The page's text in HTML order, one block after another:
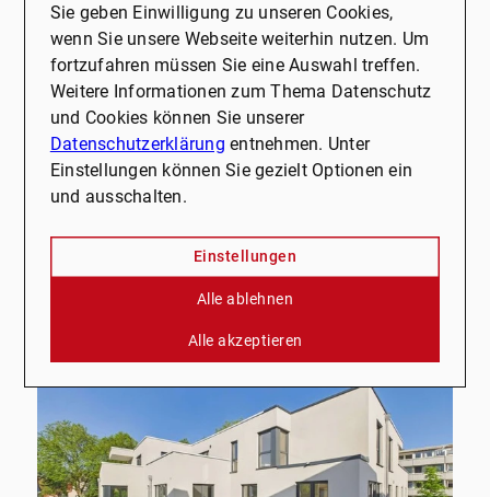
NEU
45731 Waltrop
Wohnung zu kaufen
Wohnfläche
Kaufpreis
Sie geben Einwilligung zu unseren Cookies,
wenn Sie unsere Webseite weiterhin nutzen. Um
fortzufahren müssen Sie eine Auswahl treffen.
Weitere Informationen zum Thema Datenschutz
und Cookies können Sie unserer
Datenschutzerklärung entnehmen. Unter
Einstellungen können Sie gezielt Optionen ein
und ausschalten.
Einstellungen
Alle ablehnen
Alle akzeptieren